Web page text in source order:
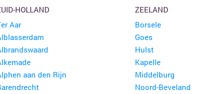
HOLLAND
Aar
aan den Rijn
ZEELAND
Borsele
Goes
Hulst
Kapelle
Middelburg
Noord-Beveland